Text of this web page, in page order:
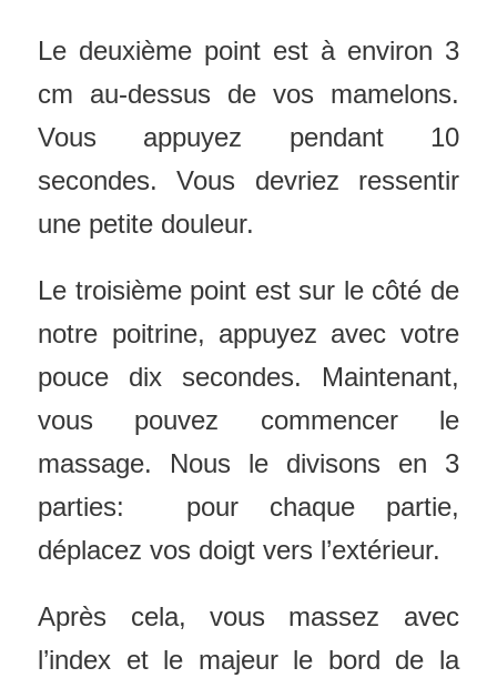
Le deuxième point est à environ 3
cm au-dessus de vos mamelons.
Vous appuyez pendant 10
secondes. Vous devriez ressentir
une petite douleur.
Le troisième point est sur le côté de
notre poitrine, appuyez avec votre
pouce dix secondes. Maintenant,
vous pouvez commencer le
massage. Nous le divisons en 3
parties: pour chaque partie,
déplacez vos doigt vers l’extérieur.
Après cela, vous massez avec
l’index et le majeur le bord de la